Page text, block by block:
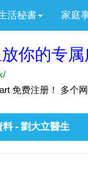
活秘書 家庭
料 - 劉大立醫生